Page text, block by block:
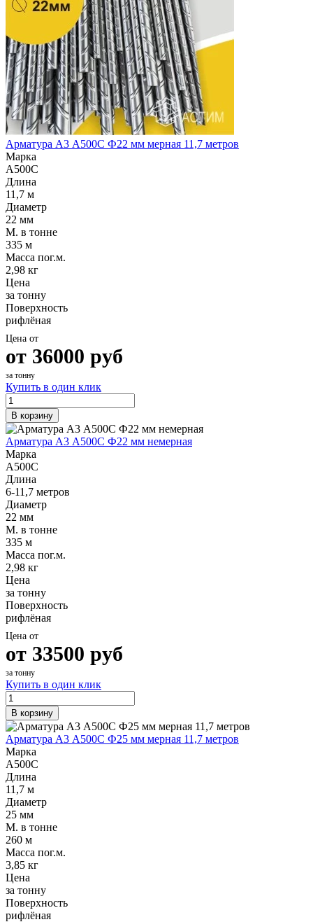
Арматура А3 А500С Ф22 мм мерная 11,7 метров
Марка
А500С
Длина
11,7 м
Диаметр
22 мм
М. в тонне
335 м
Масса пог.м.
2,98 кг
Цена
за тонну
Поверхность
рифлёная
Цена от
от 36000 руб
за тонну
Купить в один клик
В корзину
Арматура А3 А500С Ф22 мм немерная
Марка
А500С
Длина
6-11,7 метров
Диаметр
22 мм
М. в тонне
335 м
Масса пог.м.
2,98 кг
Цена
за тонну
Поверхность
рифлёная
Цена от
от 33500 руб
за тонну
Купить в один клик
В корзину
Арматура А3 А500С Ф25 мм мерная 11,7 метров
Марка
А500С
Длина
11,7 м
Диаметр
25 мм
М. в тонне
260 м
Масса пог.м.
3,85 кг
Цена
за тонну
Поверхность
рифлёная